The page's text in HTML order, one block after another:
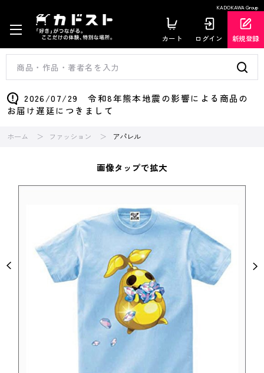
KADOKAWA Group
カート ログイン 新規登録
2026/07/29 令和8年熊本地震の影響による商品の
お届け遅延につきまして
ホーム ファッション アパレル
画像タップで拡大